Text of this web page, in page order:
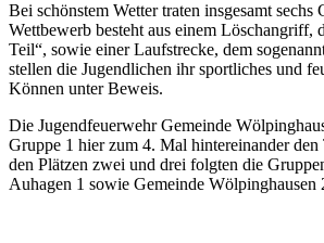
Bei schönstem Wetter traten insgesamt sechs
Wettbewerb besteht aus einem Löschangriff,
Teil“, sowie einer Laufstrecke, dem
stellen die Jugendlichen ihr sportliches und
Können unter Beweis.
Die Jugendfeuerwehr Gemeinde
Gruppe 1 hier zum 4. Mal hintereinander
den Plätzen zwei und drei folgten die
Auhagen 1 sowie Gemeinde Wölpinghausen